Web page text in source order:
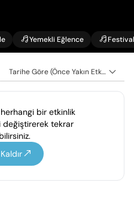
Yemekli Eğlence Festival
Tarihe Göre (Önce Yakın Etkinlikler)
bir etkinlik
değiştirerek tekrar